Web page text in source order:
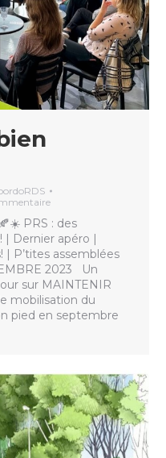
PRS : des
| Dernier apéro |
| P’tites assemblées
2023 Un
sur MAINTENIR
mobilisation du
pied en septembre